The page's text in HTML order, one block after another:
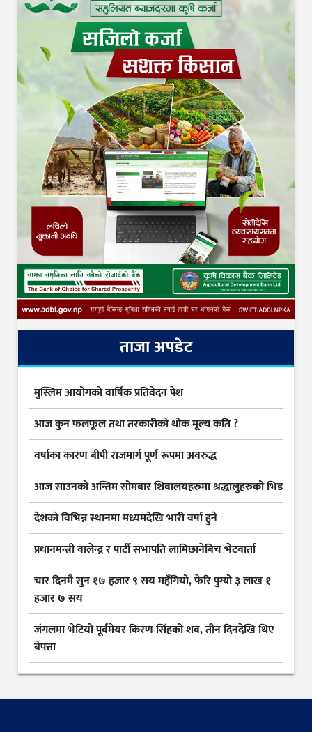
ताजा अपडेट
मुस्लिम आयोगकाे वार्षिक प्रतिवेदन पेश
आज कुन फलफूल तथा तरकारीकाे थोक मूल्य कति ?
वर्षाका कारण बीपी राजमार्ग पूर्ण रूपमा अवरुद्ध
आज साउनको अन्तिम सोमबार शिवालयहरुमा श्रद्धालुहरुको भिड
देशकाे विभिन्न स्थानमा मध्यमदेखि भारी वर्षा हुने
प्रधानमन्त्री वालेन्द्र र पार्टी सभापति लामिछानेबिच भेटवार्ता
चार दिनमै सुन १७ हजार ९ सय महँगियो, फेरि पुग्यो ३ लाख १
हजार ७ सय
जंगलमा भेटियो पूर्वमेयर किरण सिंहको शव, तीन दिनदेखि थिए
बेपत्ता